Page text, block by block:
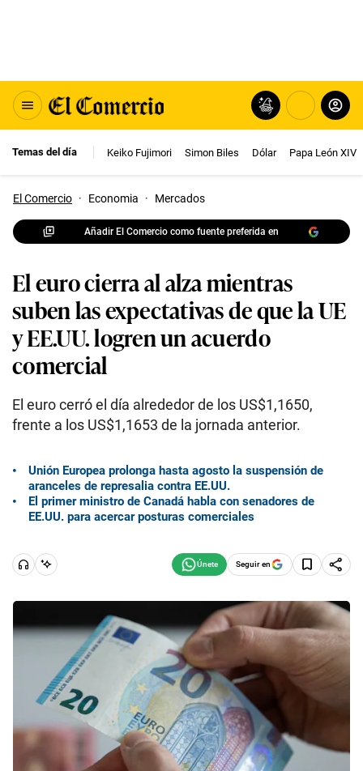
Temas del día Keiko Fujimori Simon Biles Dólar Papa León XIV
El Comercio · Economia · Mercados
Añadir El Comercio como fuente preferida en
El euro cierra al alza mientras
suben las expectativas de que la UE
y EE.UU. logren un acuerdo
comercial
El euro cerró el día alrededor de los US$1,1650,
frente a los US$1,1653 de la jornada anterior.
Unión Europea prolonga hasta agosto la suspensión de
aranceles de represalia contra EE.UU.
El primer ministro de Canadá habla con senadores de
EE.UU. para acercar posturas comerciales
Seguir en